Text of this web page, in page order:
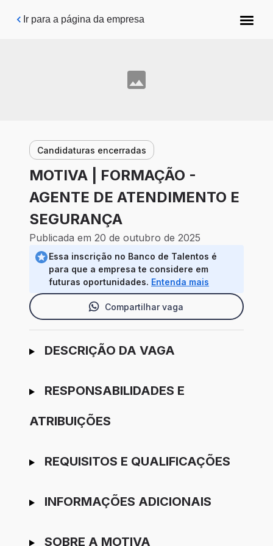
Pular para o conteúdo principal
Ir para a página da empresa
Candidaturas encerradas
MOTIVA | FORMAÇÃO -
AGENTE DE ATENDIMENTO E
SEGURANÇA
Publicada em 20 de outubro de 2025
Essa inscrição no Banco de Talentos é
para que a empresa te considere em
futuras oportunidades. Entenda mais
Compartilhar vaga
Ir para candidatura
DESCRIÇÃO DA VAGA
RESPONSABILIDADES E
ATRIBUIÇÕES
REQUISITOS E QUALIFICAÇÕES
INFORMAÇÕES ADICIONAIS
SOBRE A MOTIVA